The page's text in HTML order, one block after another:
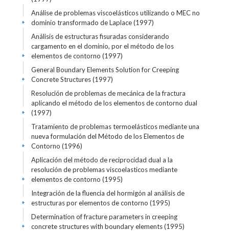
Análise de problemas viscoelásticos utilizando o MEC no
dominio transformado de Laplace (1997)
+
Análisis de estructuras fisuradas considerando
cargamento en el dominio, por el método de los
elementos de contorno (1997)
+
General Boundary Elements Solution for Creeping
Concrete Structures (1997)
+
Resolución de problemas de mecánica de la fractura
aplicando el método de los elementos de contorno dual
(1997)
+
Tratamiento de problemas termoelásticos mediante una
nueva formulación del Método de los Elementos de
Contorno (1996)
+
Aplicación del método de reciprocidad dual a la
resolución de problemas viscoelasticos mediante
elementos de contorno (1995)
+
Integración de la fluencia del hormigón al análisis de
estructuras por elementos de contorno (1995)
+
Determination of fracture parameters in creeping
concrete structures with boundary elements (1995)
+